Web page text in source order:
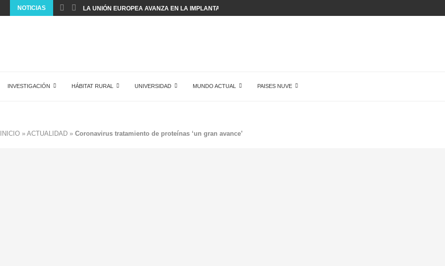
NOTICIAS LA UNIÓN EUROPEA AVANZA EN LA IMPLANTACIÓN DE...
INVESTIGACIÓN HÁBITAT RURAL UNIVERSIDAD MUNDO ACTUAL PAISES NUVE
INICIO » ACTUALIDAD » Coronavirus tratamiento de proteínas ‘un gran avance’